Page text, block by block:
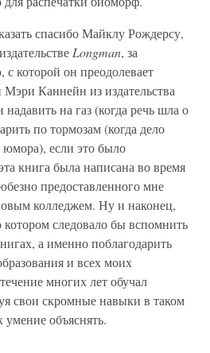
спасибо Майклу Рождерсу,
Longman, за
которой он преодолевает
Каннейн из издательства
на газ (когда речь шла о
по тормозам (когда дело
юмора), если это было
книга была написана во время
предоставленного мне
колледжем. Ну и наконец,
следовало бы вспомнить
а именно поблагодарить
и всех моих
многих лет обучал
свои скромные навыки в таком
объяснять.